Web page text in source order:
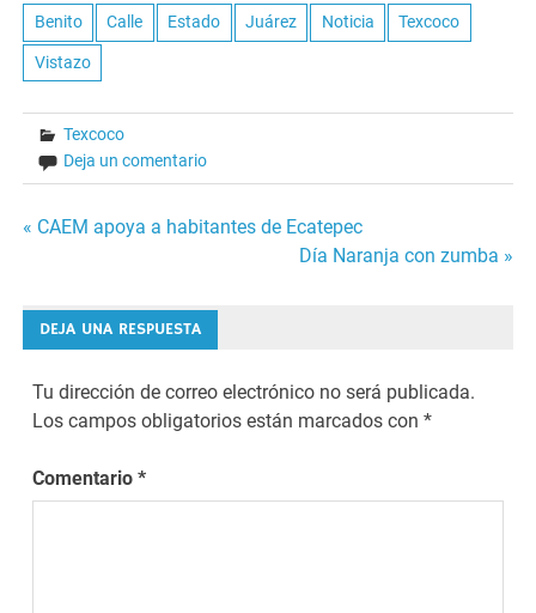
Benito Calle Estado Juárez Noticia Texcoco
Vistazo
Texcoco
Deja un comentario
Navegación
entradas
« CAEM apoya a habitantes de Ecatepec
Día Naranja con zumba »
DEJA UNA RESPUESTA
Tu dirección de correo electrónico no será publicada.
Los campos obligatorios están marcados con*
Comentario*